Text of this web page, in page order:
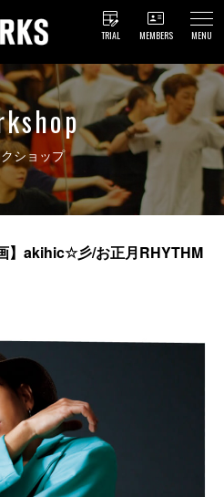
TRIAL MEMBERS MENU
ショップ
】akihic☆彡/お正月RHYTHM